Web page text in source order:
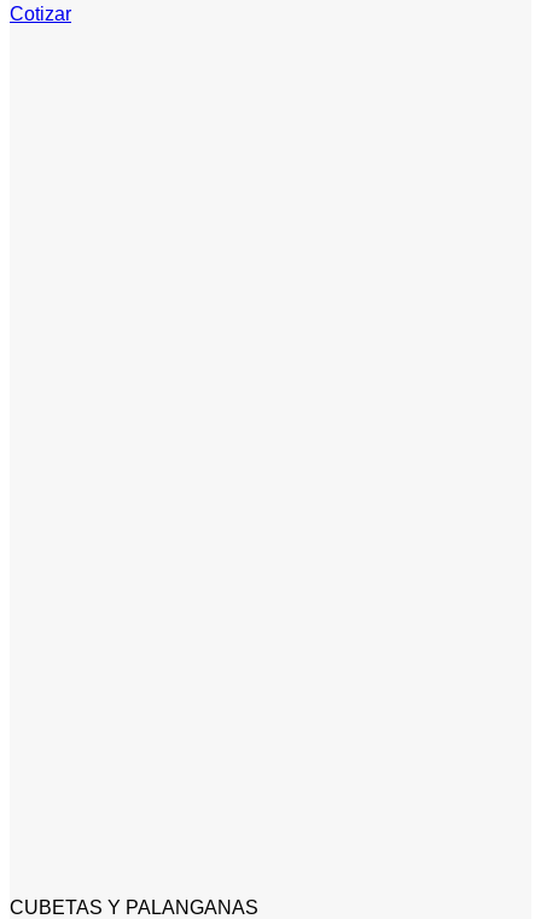
Cotizar
CUBETAS Y PALANGANAS